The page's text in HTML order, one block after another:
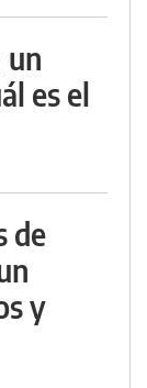
un
es el
de
y